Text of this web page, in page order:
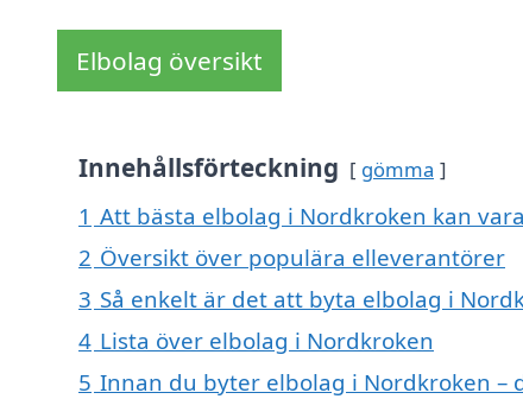
Elbolag översikt
Innehållsförteckning gömma
1 Att bästa elbolag i Nordkroken kan
2 Översikt över populära elleverantörer
3 Så enkelt är det att byta elbolag i
4 Lista över elbolag i Nordkroken
5 Innan du byter elbolag i Nordkroken –